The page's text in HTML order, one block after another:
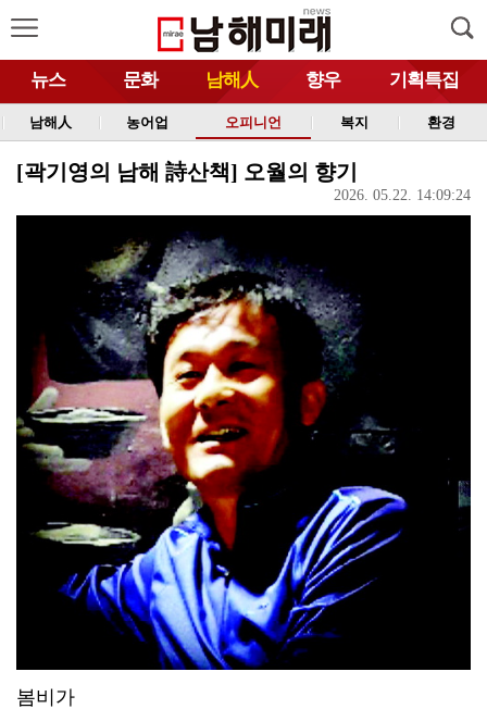
뉴스 문화 남해人 향우 기획특집
남해人 농어업 오피니언 복지 환경
[곽기영의 남해 詩산책] 오월의 향기
2026. 05.22. 14:09:24
봄비가